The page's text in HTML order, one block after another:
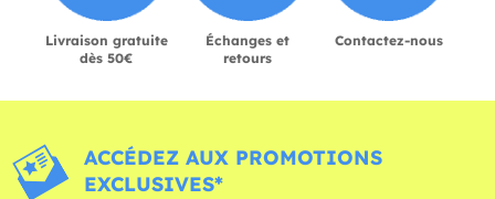
Livraison gratuite
dès 50€
Échanges et
retours
Contactez-nous
ACCÉDEZ AUX PROMOTIONS
EXCLUSIVES*